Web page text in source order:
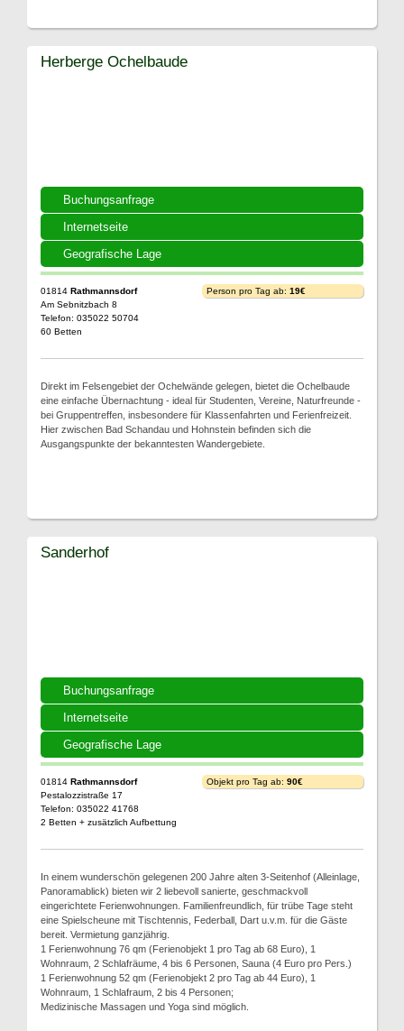
Buchungsanfrage
Internetseite
Geografische Lage
Herberge Ochelbaude
01814 Rathmannsdorf
Am Sebnitzbach 8
Telefon: 035022 50704
60 Betten
Person pro Tag ab: 19€
Direkt im Felsengebiet der Ochelwände gelegen, bietet die Ochelbaude
eine einfache Übernachtung - ideal für Studenten, Vereine, Naturfreunde -
bei Gruppentreffen, insbesondere für Klassenfahrten und Ferienfreizeit.
Hier zwischen Bad Schandau und Hohnstein befinden sich die
Ausgangspunkte der bekanntesten Wandergebiete.
Buchungsanfrage
Internetseite
Geografische Lage
Sanderhof
01814 Rathmannsdorf
Pestalozzistraße 17
Telefon: 035022 41768
2 Betten + zusätzlich Aufbettung
Objekt pro Tag ab: 90€
In einem wunderschön gelegenen 200 Jahre alten 3-Seitenhof (Alleinlage,
Panoramablick) bieten wir 2 liebevoll sanierte, geschmackvoll
eingerichtete Ferienwohnungen. Familienfreundlich, für trübe Tage steht
eine Spielscheune mit Tischtennis, Federball, Dart u.v.m. für die Gäste
bereit. Vermietung ganzjährig.
1 Ferienwohnung 76 qm (Ferienobjekt 1 pro Tag ab 68 Euro), 1
Wohnraum, 2 Schlafräume, 4 bis 6 Personen, Sauna (4 Euro pro Pers.)
1 Ferienwohnung 52 qm (Ferienobjekt 2 pro Tag ab 44 Euro), 1
Wohnraum, 1 Schlafraum, 2 bis 4 Personen;
Medizinische Massagen und Yoga sind möglich.